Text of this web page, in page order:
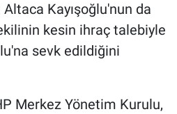
Kayışoğlu'nun da
kesin ihraç talebiyle
sevk edildiğini
Merkez Yönetim Kurulu,